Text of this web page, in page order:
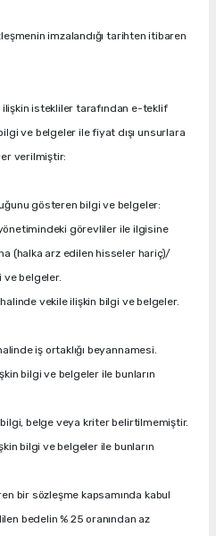
imzalandığı tarihten itibaren
ilişkin istekliler tarafından e-teklif
ve belgeler ile fiyat dışı unsurlara
verilmiştir:
gösteren bilgi ve belgeler:
görevliler ile ilgisine
(halka arz edilen hisseler hariç)/
ve belgeler.
vekile ilişkin bilgi ve belgeler.
iş ortaklığı beyannamesi.
bilgi ve belgeler ile bunların
belge veya kriter belirtilmemiştir.
bilgi ve belgeler ile bunların
bir sözleşme kapsamında kabul
bedelin % 25 oranından az